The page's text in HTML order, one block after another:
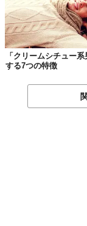
「クリームシチュー
する7つの特徴